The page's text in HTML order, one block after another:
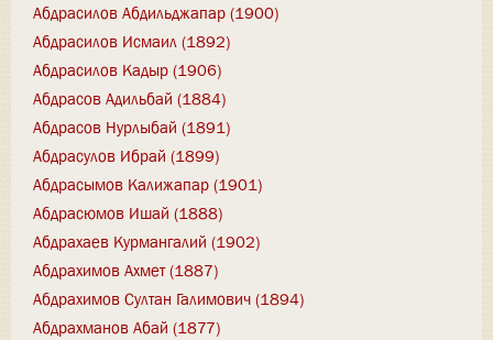
Абдрасилов Абдильджапар (1900)
Абдрасилов Исмаил (1892)
Абдрасилов Кадыр (1906)
Абдрасов Адильбай (1884)
Абдрасов Нурлыбай (1891)
Абдрасулов Ибрай (1899)
Абдрасымов Калижапар (1901)
Абдрасюмов Ишай (1888)
Абдрахаев Курмангалий (1902)
Абдрахимов Ахмет (1887)
Абдрахимов Султан Галимович (1894)
Абдрахманов Абай (1877)